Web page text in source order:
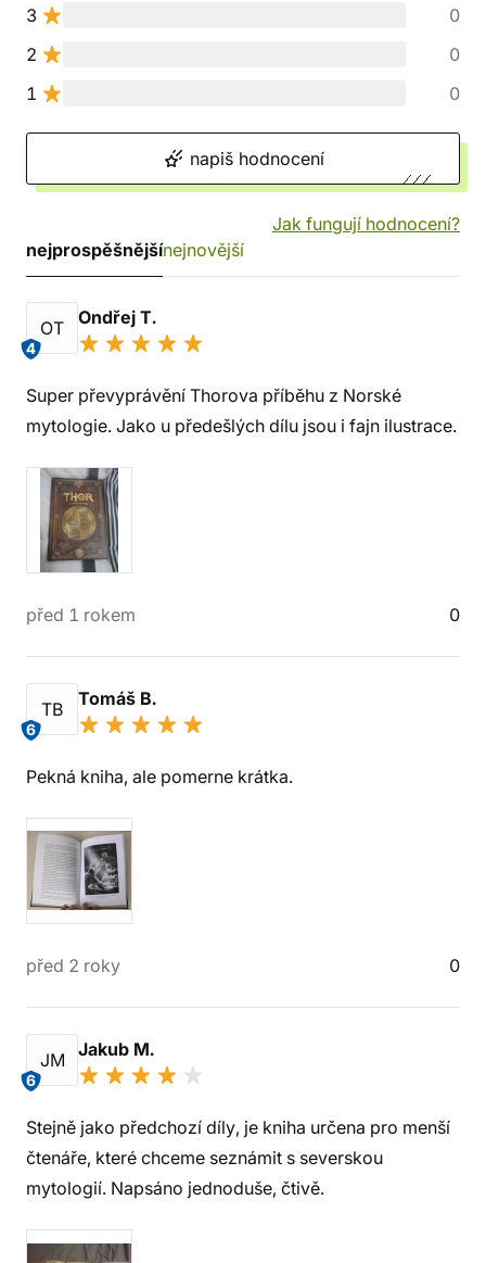
3
0
2
0
1
0
napiš hodnocení
Jak fungují hodnocení?
nejprospěšnějšínejnovější
OT
4
Ondřej T.
Super převyprávění Thorova příběhu z Norské
mytologie. Jako u předešlých dílu jsou i fajn ilustrace.
před 1 rokem 0
TB
6
Tomáš B.
Pekná kniha, ale pomerne krátka.
před 2 roky 0
JM
6
Jakub M.
Stejně jako předchozí díly, je kniha určena pro menší
čtenáře, které chceme seznámit s severskou
mytologií. Napsáno jednoduše, čtivě.